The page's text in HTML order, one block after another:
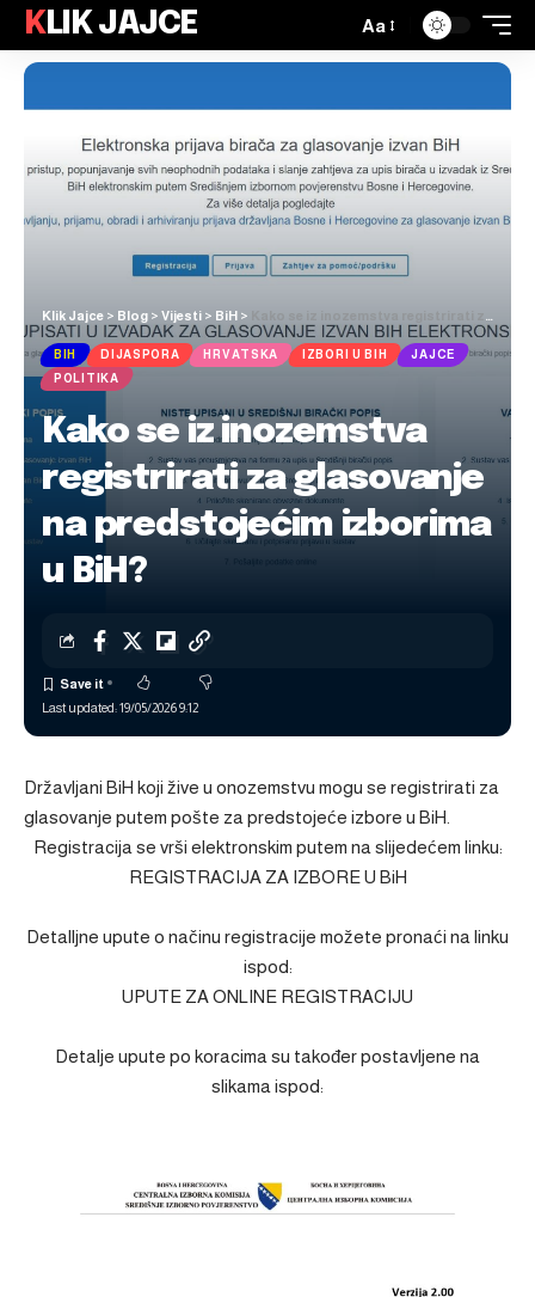
KLIK JAJCE Aa
Klik Jajce > Blog > Vijesti > BiH >
BIH DIJASPORA HRVATSKA IZBORI U BIH
JAJCE
POLITIKA
Kako se iz inozemstva
registrirati za glasovanje
na predstojećim izborima
u BiH?
Last updated: 19/05/2026 9:12
Državljani BiH koji žive u onozemstvu mogu se registrirati za
glasovanje putem pošte za predstojeće izbore u BiH.
Registracija se vrši elektronskim putem na slijedećem linku:
REGISTRACIJA ZA IZBORE U BiH
Detalljne upute o načinu registracije možete pronaći na linku
ispod:
UPUTE ZA ONLINE REGISTRACIJU
Detalje upute po koracima su također postavljene na
slikama ispod: